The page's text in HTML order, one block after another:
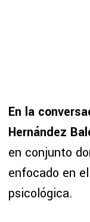
En la
Hernández
en conjunto
enfocado en
psicológica.